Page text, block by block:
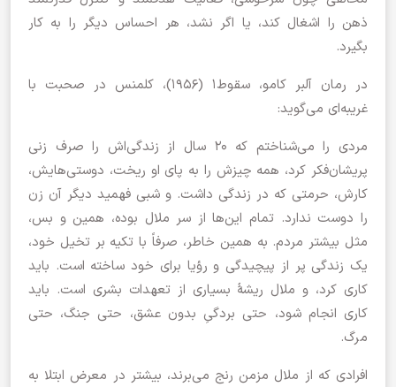
ذهن را اشغال کند، یا اگر نشد، هر احساس دیگر را به کار
بگیرد.
در رمان آلبر کامو، سقوط۱ (۱۹۵۶)، کلمنس در صحبت با
غریبه‌ای می‌گوید:
مردی را می‌شناختم که ۲۰ سال از زندگی‌اش را صرف زنی
پریشان‌فکر کرد،‌ همه چیزش را به پای او ریخت،‌ دوستی‌هایش،
کارش، حرمتی که در زندگی داشت. و شبی فهمید دیگر آن زن
را دوست ندارد. تمام این‌ها از سر ملال بوده، همین و بس،
مثل بیشتر مردم. به همین خاطر، صرفاً با تکیه بر تخیل خود،
یک زندگی پر از پیچیدگی و رؤیا برای خود ساخته است. باید
کاری کرد، و ملال ریشۀ‌ بسیاری از تعهدات بشری است. باید
کاری انجام شود،‌ حتی بردگیِ بدون عشق، حتی جنگ، حتی
مرگ.
افرادی که از ملال مزمن رنج می‌برند،‌ بیشتر در معرض ابتلا به